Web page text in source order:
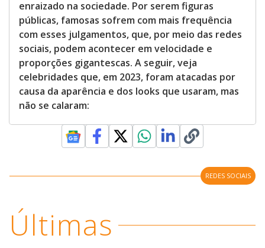
enraizado na sociedade. Por serem figuras
públicas, famosas sofrem com mais frequência
com esses julgamentos, que, por meio das redes
sociais, podem acontecer em velocidade e
proporções gigantescas. A seguir, veja
celebridades que, em 2023, foram atacadas por
causa da aparência e dos looks que usaram, mas
não se calaram:
REDES SOCIAIS
Últimas